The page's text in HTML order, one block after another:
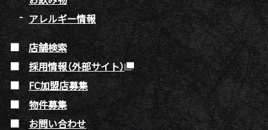
アレルギー情報
店舗検索
採用情報（外部サイト）
FC加盟店募集
物件募集
お問い合わせ